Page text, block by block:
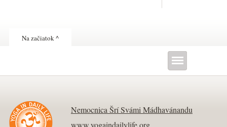
Na začiatok ^
Nemocnica Šrí Svámi Mádhavánandu
www.yogaindailylife.org